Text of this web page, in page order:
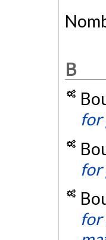
B
for
for
for